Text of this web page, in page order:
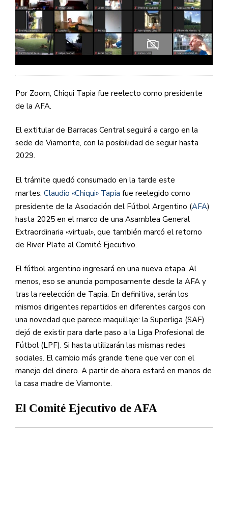
Por Zoom, Chiqui Tapia fue reelecto como presidente
de la AFA.
El extitular de Barracas Central seguirá a cargo en la
sede de Viamonte, con la posibilidad de seguir hasta
2029.
El trámite quedó consumado en la tarde este
martes: Claudio «Chiqui» Tapia fue reelegido como
presidente de la Asociación del Fútbol Argentino (AFA​)
hasta 2025 en el marco de una Asamblea General
Extraordinaria «virtual», que también marcó el retorno
de River Plate al Comité Ejecutivo.
El fútbol argentino ingresará en una nueva etapa. Al
menos, eso se anuncia pomposamente desde la AFA y
tras la reelección de Tapia. En definitiva, serán los
mismos dirigentes repartidos en diferentes cargos con
una novedad que parece maquillaje: la Superliga (SAF)
dejó de existir para darle paso a la Liga Profesional de
Fútbol (LPF). Si hasta utilizarán las mismas redes
sociales. El cambio más grande tiene que ver con el
manejo del dinero. A partir de ahora estará en manos de
la casa madre de Viamonte.
El Comité Ejecutivo de AFA